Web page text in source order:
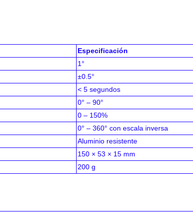
Especificación
1°
±0.5°
< 5 segundos
0° – 90°
0 – 150%
0° – 360° con escala inversa
Aluminio resistente
150 × 53 × 15 mm
200 g